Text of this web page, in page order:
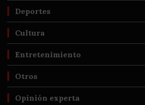
Deportes
Cultura
Entretenimiento
Otros
Opinión experta